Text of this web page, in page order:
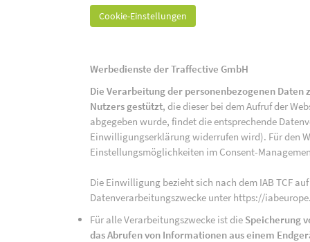
Cookie-Einstellungen
Werbedienste der Traffective GmbH
Die Verarbeitung der personenbezogenen
Nutzers gestützt, die dieser bei dem Aufruf der
abgegeben wurde, findet die entsprechende
Einwilligungserklärung widerrufen wird). Für den
Einstellungsmöglichkeiten im Consent-
Die Einwilligung bezieht sich nach dem IAB TCF
Datenverarbeitungszwecke unter https://
Für alle Verarbeitungszwecke ist die Speicherung
das Abrufen von Informationen aus einem